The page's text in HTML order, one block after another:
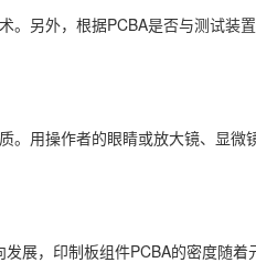
另外，根据PCBA是否与测试装
。用操作者的眼睛或放大镜、显
展，印制板组件PCBA的密度随